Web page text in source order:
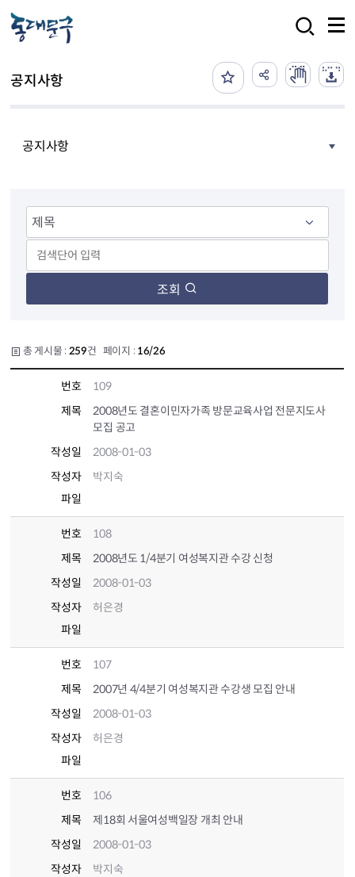
공지사항
공지사항
조회
총 게시물 : 259건 페이지 : 16/26
번호
109
제목
2008년도 결혼이민자가족 방문교육사업 전문지도사
모집 공고
작성일
2008-01-03
작성자
박지숙
파일
번호
108
제목
2008년도 1/4분기 여성복지관 수강 신청
작성일
2008-01-03
작성자
허은경
파일
번호
107
제목
2007년 4/4분기 여성복지관 수강생 모집 안내
작성일
2008-01-03
작성자
허은경
파일
번호
106
제목
제18회 서울여성백일장 개최 안내
작성일
2008-01-03
작성자
박지숙